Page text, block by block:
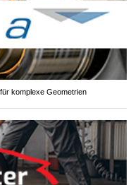
komplexe Geometrien